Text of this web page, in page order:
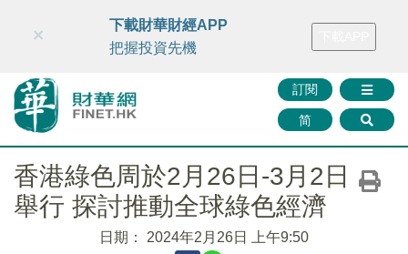
財華智庫網 FINTV FINMETA 財華證券 媒體矩陣
訂閱
简
×
下載財華財經APP
把握投資先機
香港綠色周於2月26日-3月2日
舉行 探討推動全球綠色經濟
日期： 2024年2月26日 上午9:50